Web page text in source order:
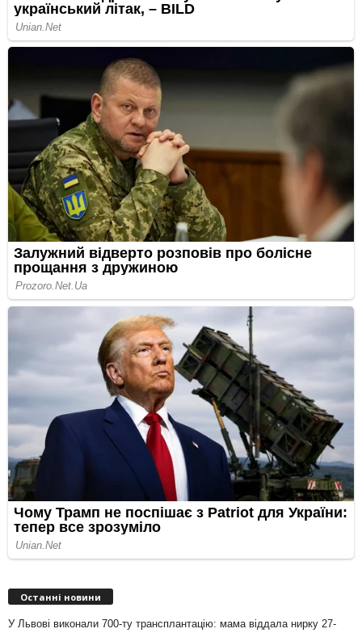
Останні новини
У Львові виконали 700-ту трансплантацію: мама віддала нирку 27-